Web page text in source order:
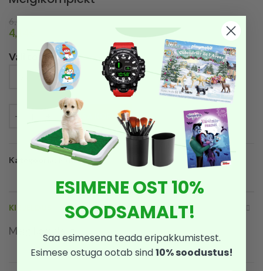
6,90
4,14
Vali toode
LISA KORVI
Kategooria: Muu
KIRJELDUS
Meigikomplekt
ESIMENE OST 10%
SOODSAMALT!
Saa esimesena teada eripakkumistest.
Esimese ostuga ootab sind10% soodustus!